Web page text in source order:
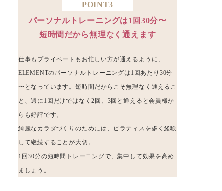
POINT3
パーソナルトレーニングは1回30分〜
短時間だから無理なく通えます
仕事もプライベートもお忙しい方が通えるように、
ELEMENTのパーソナルトレーニングは1回あたり30分
〜となっています。短時間だからこそ無理なく通えるこ
と、週に1回だけではなく2回、3回と通えると会員様か
らも好評です。
綺麗なカラダづくりのためには、ピラティスを多く経験
して継続することが大切。
1回30分の短時間トレーニングで、集中して効果を高め
ましょう。